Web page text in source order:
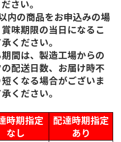
さい。
内の商品をお申込みの場
味期限の当日になるこ
ください。
間は、製造工場からの
配送日数、お届け時不
くなる場合がございま
ください。
時期指定
なし
配達時期指定
あり